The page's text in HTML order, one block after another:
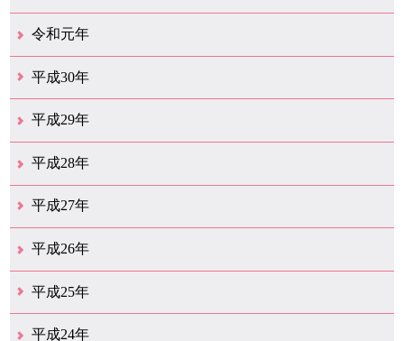
12月（41）
11月（18）
10月（25）
9月（21）
8月（31）
7月（28）
6月（41）
5月（36）
4月（49）
3月（69）
2月（36）
1月（15）
令和元年
12月（19）
11月（21）
10月（36）
9月（25）
8月（16）
7月（16）
6月（13）
5月（10）
4月（38）
3月（15）
2月（10）
1月（8）
平成30年
12月（14）
11月（13）
10月（18）
9月（17）
8月（19）
7月（66）
6月（19）
5月（16）
4月（29）
3月（41）
2月（16）
1月（15）
平成29年
12月（22）
11月（11）
10月（22）
9月（31）
8月（20）
7月（29）
6月（6）
5月（13）
4月（10）
3月（10）
2月（5）
1月（6）
平成28年
12月（15）
11月（12）
10月（12）
9月（21）
8月（11）
7月（18）
6月（16）
5月（27）
4月（49）
3月（37）
2月（12）
1月（9）
平成27年
12月（23）
11月（12）
10月（11）
9月（15）
8月（4）
7月（11）
6月（20）
5月（14）
4月（26）
3月（29）
2月（17）
1月（9）
平成26年
12月（11）
11月（11）
10月（9）
9月（11）
8月（12）
7月（9）
6月（12）
5月（5）
4月（13）
3月（12）
2月（8）
1月（9）
平成25年
12月（12）
11月（6）
10月（7）
9月（10）
8月（6）
7月（9）
6月（7）
5月（8）
4月（7）
3月（12）
2月（17）
1月（7）
平成24年